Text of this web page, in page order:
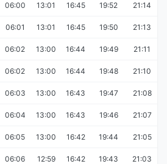
06:00 13:01 16:45 19:52 21:14
06:01 13:01 16:45 19:50 21:13
06:02 13:00 16:44 19:49 21:11
06:02 13:00 16:44 19:48 21:10
06:03 13:00 16:43 19:47 21:08
06:04 13:00 16:43 19:46 21:07
06:05 13:00 16:42 19:44 21:05
06:06 12:59 16:42 19:43 21:03